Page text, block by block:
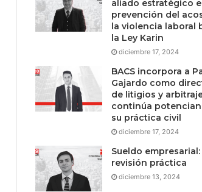
aliado estratégico
prevención del
la violencia laboral
la Ley Karin
diciembre 17, 2024
BACS incorpora a
Gajardo como
de litigios y
continúa
su práctica civil
diciembre 17, 2024
Sueldo empresarial:
revisión práctica
diciembre 13, 2024